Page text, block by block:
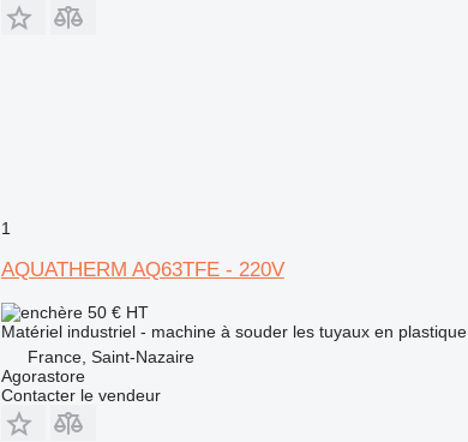
1
AQUATHERM AQ63TFE - 220V
50 € HT
Matériel industriel - machine à souder les tuyaux en plastique
France, Saint-Nazaire
Agorastore
Contacter le vendeur